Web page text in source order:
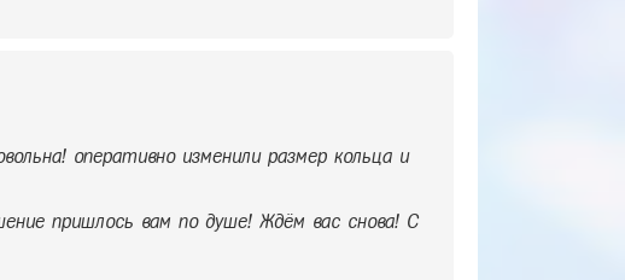
оперативно изменили размер кольца и
пришлось вам по душе! Ждём вас снова! С